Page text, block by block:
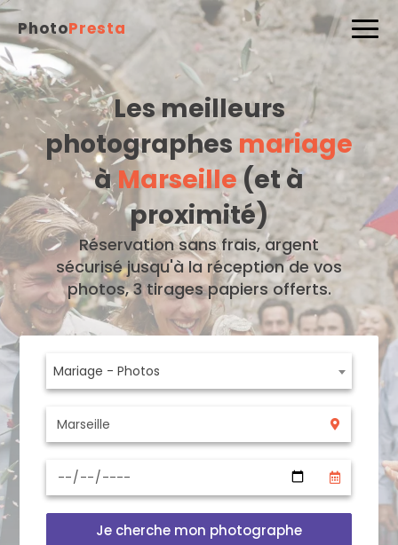
PhotoPresta
Les meilleurs
photographes mariage
àMarseille (et à
proximité)
Réservation sans frais, argent
sécurisé jusqu'à la réception de vos
photos, 3 tirages papiers offerts.
Mariage - Photos
Je cherche mon photographe